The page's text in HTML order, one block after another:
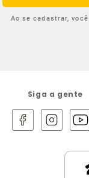
Ao se cadastrar,
Siga a gente